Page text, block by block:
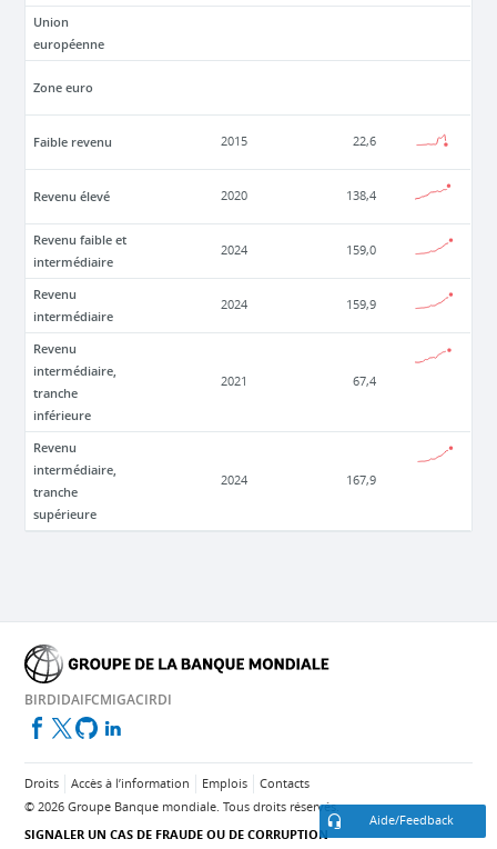
Union
européenne
Zone euro
Faible revenu 2015 22,6
Revenu élevé 2020 138,4
Revenu faible et
intermédiaire
2024 159,0
Revenu
intermédiaire
2024 159,9
Revenu
intermédiaire,
tranche
inférieure
2021 67,4
Revenu
intermédiaire,
tranche
supérieure
2024 167,9
Aide/Feedback
BIRDIDAIFCMIGACIRDI
Droits Accès à l’information Emplois
Contacts
©2026 Groupe Banque mondiale. Tous droits réservés.
SIGNALER UN CAS DE FRAUDE OU DE CORRUPTION